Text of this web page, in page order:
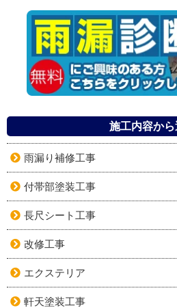
施工内容か
雨漏り補修工事
付帯部塗装工事
長尺シート工事
改修工事
エクステリア
軒天塗装工事